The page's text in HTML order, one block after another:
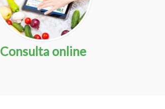
ONLINE
Consulta online